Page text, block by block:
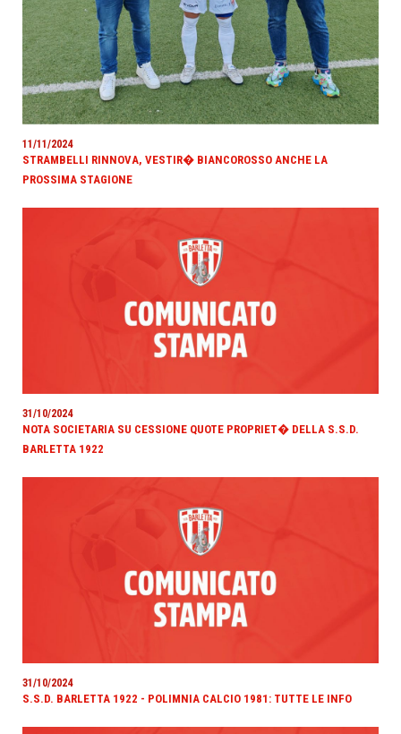
11/11/2024
STRAMBELLI RINNOVA, VESTIR� BIANCOROSSO ANCHE LA
PROSSIMA STAGIONE
31/10/2024
NOTA SOCIETARIA SU CESSIONE QUOTE PROPRIET� DELLA S.S.D.
BARLETTA 1922
31/10/2024
S.S.D. BARLETTA 1922 - POLIMNIA CALCIO 1981: TUTTE LE INFO